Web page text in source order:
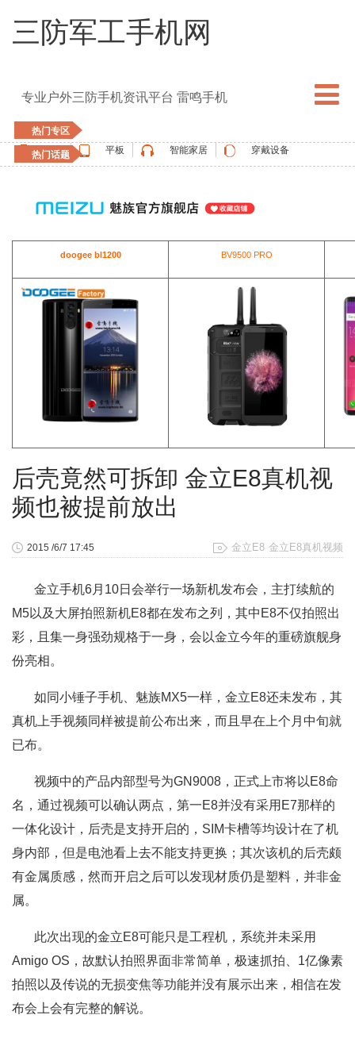
三防军工手机网
专业户外三防手机资讯平台 雷鸣手机
热门专区
手机
平板 智能家居 穿戴设备
热门话题
vernee
doogee bl1200 BV9500 PRO
后壳竟然可拆卸 金立E8真机视
频也被提前放出
金立E8 金立E8真机视频
2015 /6/7 17:45
金立手机6月10日会举行一场新机发布会，主打续航的
M5以及大屏拍照新机E8都在发布之列，其中E8不仅拍照出
彩，且集一身强劲规格于一身，会以金立今年的重磅旗舰身
份亮相。
如同小锤子手机、魅族MX5一样，金立E8还未发布，其
真机上手视频同样被提前公布出来，而且早在上个月中旬就
已布。
视频中的产品内部型号为GN9008，正式上市将以E8命
名，通过视频可以确认两点，第一E8并没有采用E7那样的
一体化设计，后壳是支持开启的，SIM卡槽等均设计在了机
身内部，但是电池看上去不能支持更换；其次该机的后壳颇
有金属质感，然而开启之后可以发现材质仍是塑料，并非金
属。
此次出现的金立E8可能只是工程机，系统并未采用
Amigo OS，故默认拍照界面非常简单，极速抓拍、1亿像素
拍照以及传说的无损变焦等功能并没有展示出来，相信在发
布会上会有完整的解说。